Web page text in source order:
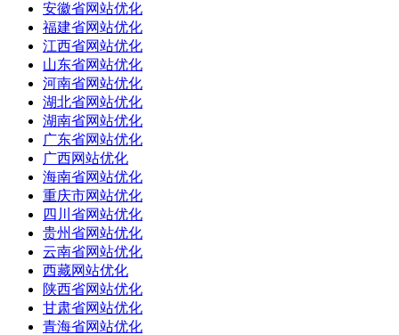
安徽省网站优化
福建省网站优化
江西省网站优化
山东省网站优化
河南省网站优化
湖北省网站优化
湖南省网站优化
广东省网站优化
广西网站优化
海南省网站优化
重庆市网站优化
四川省网站优化
贵州省网站优化
云南省网站优化
西藏网站优化
陕西省网站优化
甘肃省网站优化
青海省网站优化